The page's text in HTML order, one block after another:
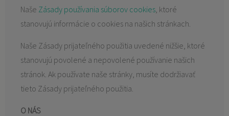
Naše Zásady používania súborov cookies, ktoré
stanovujú informácie o cookies na našich stránkach.
Naše Zásady prijateľného použitia uvedené nižšie, ktoré
stanovujú povolené a nepovolené používanie našich
stránok. Ak používate naše stránky, musíte dodržiavať
tieto Zásady prijateľného použitia.
O NÁS